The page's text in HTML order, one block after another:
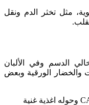
مثل تخثر الدم ونقل
الدسم وفي الألبان
والخضار الورقية وبعض